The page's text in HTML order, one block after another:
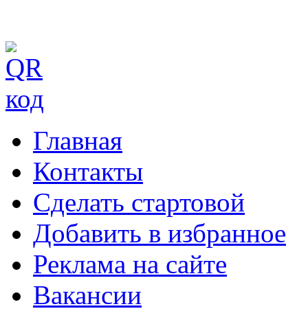
Главная
Контакты
Сделать стартовой
Добавить в избранное
Реклама на сайте
Вакансии